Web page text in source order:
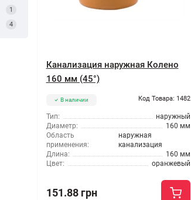
1
4
Канализация наружная Колено
160 мм (45°)
В наличии Код Товара: 1482
Тип:
наружный
Диаметр:
160 мм
Область
применения:
наружная
канализация
Длина:
160 мм
Цвет:
оранжевый
151.88 грн